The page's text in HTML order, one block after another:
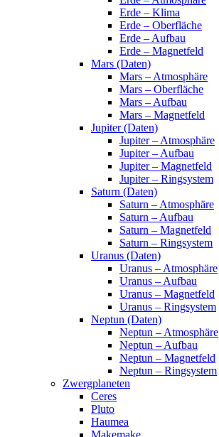
Erde – Klima
Erde – Oberfläche
Erde – Aufbau
Erde – Magnetfeld
Mars (Daten)
Mars – Atmosphäre
Mars – Oberfläche
Mars – Aufbau
Mars – Magnetfeld
Jupiter (Daten)
Jupiter – Atmosphäre
Jupiter – Aufbau
Jupiter – Magnetfeld
Jupiter – Ringsystem
Saturn (Daten)
Saturn – Atmosphäre
Saturn – Aufbau
Saturn – Magnetfeld
Saturn – Ringsystem
Uranus (Daten)
Uranus – Atmosphäre
Uranus – Aufbau
Uranus – Magnetfeld
Uranus – Ringsystem
Neptun (Daten)
Neptun – Atmosphäre
Neptun – Aufbau
Neptun – Magnetfeld
Neptun – Ringsystem
Zwergplaneten
Ceres
Pluto
Haumea
Makemake